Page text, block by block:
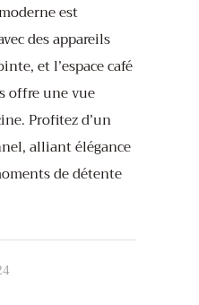
est
des appareils
et l’espace café
offre une vue
Profitez d’un
alliant élégance
de détente